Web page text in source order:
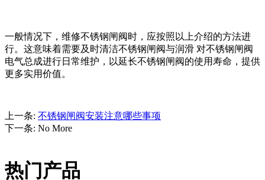
一般情况下，维修不锈钢闸阀时，应按照以上介绍的方法进
行。这意味着需要及时清洁不锈钢闸阀与润滑 对不锈钢闸阀
电气总成进行日常维护，以延长不锈钢闸阀的使用寿命，提供
更多实用价值。
上一条: 不锈钢闸阀安装注意哪些事项
下一条: No More
热门产品